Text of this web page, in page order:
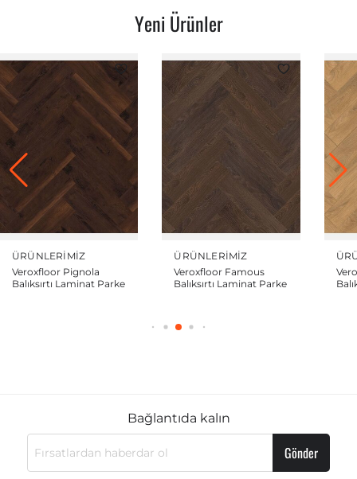
Yeni Ürünler
ÜRÜNLERIMIZ
Veroxfloor Famous
Balıksırtı Laminat Parke
ÜRÜNLERIMIZ
Veroxfloor Diamond
Balıksırtı Laminat Parke
Bağlantıda kalın
Gönder